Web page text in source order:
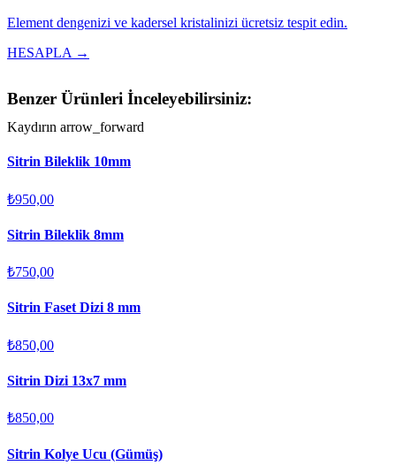
Element dengenizi ve kadersel kristalinizi ücretsiz tespit edin.
HESAPLA →
Benzer Ürünleri İnceleyebilirsiniz:
Kaydırın arrow_forward
Sitrin Bileklik 10mm
₺950,00
Sitrin Bileklik 8mm
₺750,00
Sitrin Faset Dizi 8 mm
₺850,00
Sitrin Dizi 13x7 mm
₺850,00
Sitrin Kolye Ucu (Gümüş)